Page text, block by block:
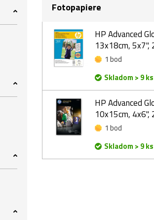
Fotopapiere
HP Advanced
13x18cm,
1 bod
Skladom > 9 ks
HP Advanced
10x15cm,
1 bod
Skladom > 9 ks